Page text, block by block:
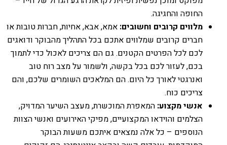
החופה והחגיגה.
מלווים קרובים וחשובים: אמא, אבא, אחיות, חברות טובות או
חברים קרובים שמלווים אתכם בכל התהליך מהבוקר ודואגים
לכם לכל הפרטים הקטנים. גם הם צריכים לאכול כדי לתמוך
בכם, לעזור לכם בכל בקשה, ולשמור על מצב רוח טוב
ואנרגטי לאורך כל היום. הם המלאכים השומרים שלכם, והם
צריכים כוח.
אנשי מקצוע: המאפרת המוכשרת, מעצב השיער המדויק,
הצלמים והוידאו המקצועיים, מפיקי האירועים ואנשי הצוות
הנוספים – כל אלה נמצאים איתכם משעות הבוקר